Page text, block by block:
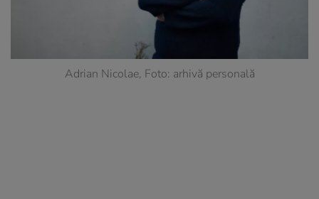
Adrian Nicolae, Foto: arhivă personală